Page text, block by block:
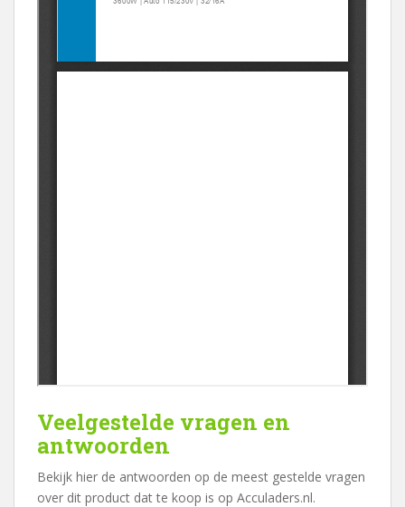
Veelgestelde vragen en
antwoorden
Bekijk hier de antwoorden op de meest gestelde vragen
over dit product dat te koop is op Acculaders.nl.